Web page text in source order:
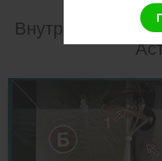
Внутреннее